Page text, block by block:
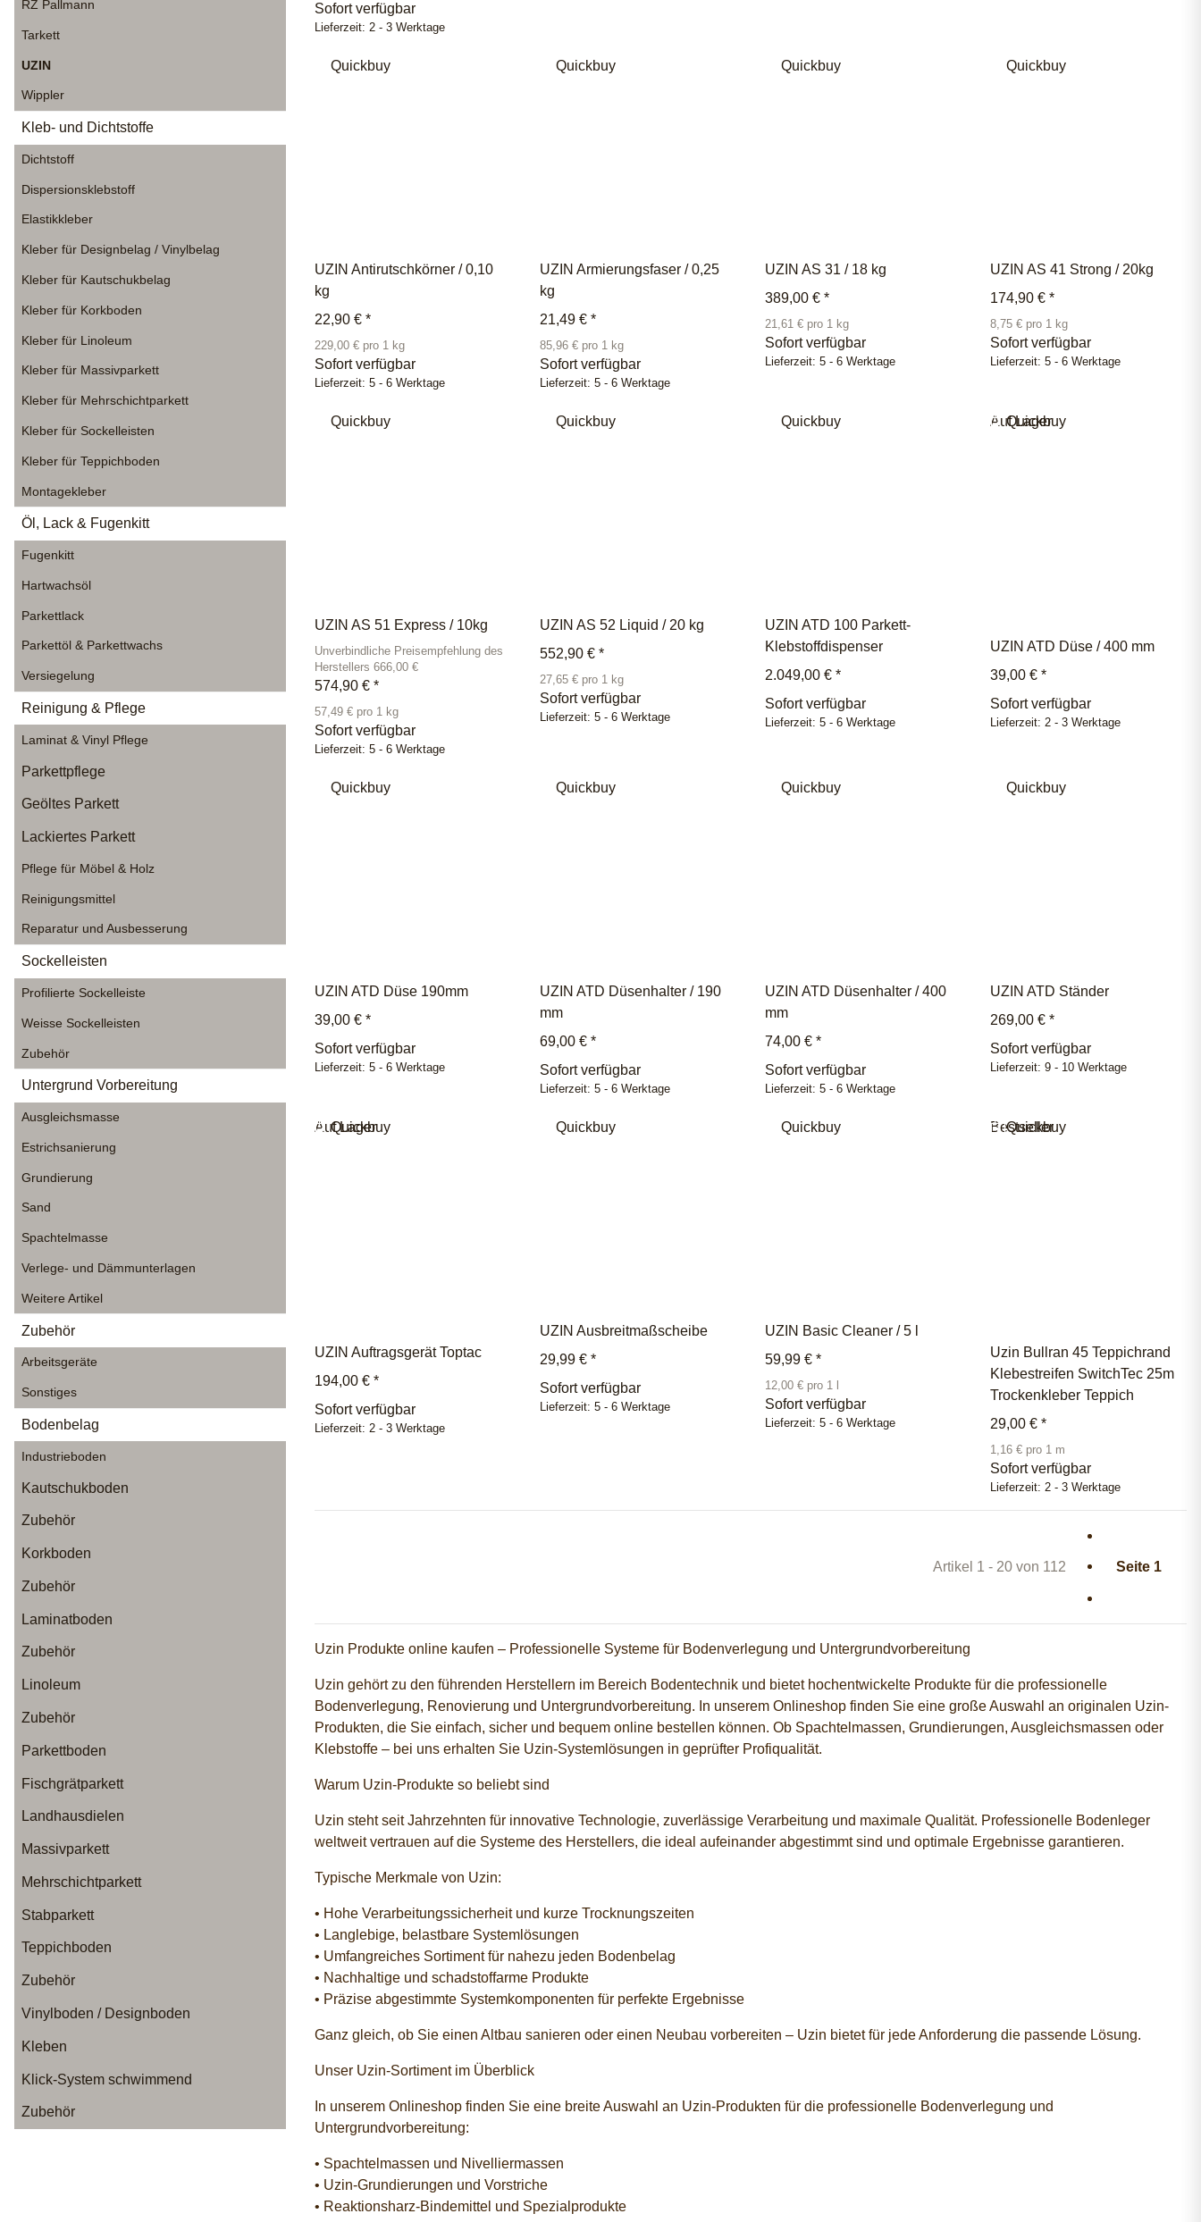
Sofort verfügbar
Lieferzeit: 2 - 3 Werktage
Quickbuy
UZIN Antirutschkörner / 0,10
kg
22,90 € *
229,00 € pro 1 kg
Sofort verfügbar
Lieferzeit: 5 - 6 Werktage
Quickbuy
UZIN Armierungsfaser / 0,25
kg
21,49 € *
85,96 € pro 1 kg
Sofort verfügbar
Lieferzeit: 5 - 6 Werktage
Quickbuy
UZIN AS 31 / 18 kg
389,00 € *
21,61 € pro 1 kg
Sofort verfügbar
Lieferzeit: 5 - 6 Werktage
Quickbuy
UZIN AS 41 Strong / 20kg
174,90 € *
8,75 € pro 1 kg
Sofort verfügbar
Lieferzeit: 5 - 6 Werktage
Quickbuy
UZIN AS 51 Express / 10kg
Unverbindliche Preisempfehlung des
Herstellers 666,00 €
574,90 € *
57,49 € pro 1 kg
Sofort verfügbar
Lieferzeit: 5 - 6 Werktage
Quickbuy
UZIN AS 52 Liquid / 20 kg
552,90 € *
27,65 € pro 1 kg
Sofort verfügbar
Lieferzeit: 5 - 6 Werktage
Quickbuy
UZIN ATD 100 Parkett-
Klebstoffdispenser
2.049,00 € *
Sofort verfügbar
Lieferzeit: 5 - 6 Werktage
Quickbuy
Auf Lager
UZIN ATD Düse / 400 mm
39,00 € *
Sofort verfügbar
Lieferzeit: 2 - 3 Werktage
Quickbuy
UZIN ATD Düse 190mm
39,00 € *
Sofort verfügbar
Lieferzeit: 5 - 6 Werktage
Quickbuy
UZIN ATD Düsenhalter / 190
mm
69,00 € *
Sofort verfügbar
Lieferzeit: 5 - 6 Werktage
Quickbuy
UZIN ATD Düsenhalter / 400
mm
74,00 € *
Sofort verfügbar
Lieferzeit: 5 - 6 Werktage
Quickbuy
UZIN ATD Ständer
269,00 € *
Sofort verfügbar
Lieferzeit: 9 - 10 Werktage
Quickbuy
Auf Lager
UZIN Auftragsgerät Toptac
194,00 € *
Sofort verfügbar
Lieferzeit: 2 - 3 Werktage
Quickbuy
UZIN Ausbreitmaßscheibe
29,99 € *
Sofort verfügbar
Lieferzeit: 5 - 6 Werktage
Quickbuy
UZIN Basic Cleaner / 5 l
59,99 € *
12,00 € pro 1 l
Sofort verfügbar
Lieferzeit: 5 - 6 Werktage
Quickbuy
Bestseller
Uzin Bullran 45 Teppichrand
Klebestreifen SwitchTec 25m
Trockenkleber Teppich
29,00 € *
1,16 € pro 1 m
Sofort verfügbar
Lieferzeit: 2 - 3 Werktage
Artikel 1 - 20 von 112 Seite 1
Uzin Produkte online kaufen – Professionelle Systeme für Bodenverlegung und Untergrundvorbereitung
Uzin gehört zu den führenden Herstellern im Bereich Bodentechnik und bietet hochentwickelte Produkte für die professionelle
Bodenverlegung, Renovierung und Untergrundvorbereitung. In unserem Onlineshop finden Sie eine große Auswahl an originalen Uzin-
Produkten, die Sie einfach, sicher und bequem online bestellen können. Ob Spachtelmassen, Grundierungen, Ausgleichsmassen oder
Klebstoffe – bei uns erhalten Sie Uzin-Systemlösungen in geprüfter Profiqualität.
Warum Uzin-Produkte so beliebt sind
Uzin steht seit Jahrzehnten für innovative Technologie, zuverlässige Verarbeitung und maximale Qualität. Professionelle Bodenleger
weltweit vertrauen auf die Systeme des Herstellers, die ideal aufeinander abgestimmt sind und optimale Ergebnisse garantieren.
Typische Merkmale von Uzin:
• Hohe Verarbeitungssicherheit und kurze Trocknungszeiten
• Langlebige, belastbare Systemlösungen
• Umfangreiches Sortiment für nahezu jeden Bodenbelag
• Nachhaltige und schadstoffarme Produkte
• Präzise abgestimmte Systemkomponenten für perfekte Ergebnisse
Ganz gleich, ob Sie einen Altbau sanieren oder einen Neubau vorbereiten – Uzin bietet für jede Anforderung die passende Lösung.
Unser Uzin-Sortiment im Überblick
In unserem Onlineshop finden Sie eine breite Auswahl an Uzin-Produkten für die professionelle Bodenverlegung und
Untergrundvorbereitung:
• Spachtelmassen und Nivelliermassen
• Uzin-Grundierungen und Vorstriche
• Reaktionsharz-Bindemittel und Spezialprodukte
RZ Pallmann
Tarkett
UZIN
Wippler
Kleb- und Dichtstoffe
Dichtstoff
Dispersionsklebstoff
Elastikkleber
Kleber für Designbelag / Vinylbelag
Kleber für Kautschukbelag
Kleber für Korkboden
Kleber für Linoleum
Kleber für Massivparkett
Kleber für Mehrschichtparkett
Kleber für Sockelleisten
Kleber für Teppichboden
Montagekleber
Öl, Lack & Fugenkitt
Fugenkitt
Hartwachsöl
Parkettlack
Parkettöl & Parkettwachs
Versiegelung
Reinigung & Pflege
Laminat & Vinyl Pflege
Parkettpflege
Geöltes Parkett
Lackiertes Parkett
Pflege für Möbel & Holz
Reinigungsmittel
Reparatur und Ausbesserung
Sockelleisten
Profilierte Sockelleiste
Weisse Sockelleisten
Zubehör
Untergrund Vorbereitung
Ausgleichsmasse
Estrichsanierung
Grundierung
Sand
Spachtelmasse
Verlege- und Dämmunterlagen
Weitere Artikel
Zubehör
Arbeitsgeräte
Sonstiges
Bodenbelag
Industrieboden
Kautschukboden
Zubehör
Korkboden
Zubehör
Laminatboden
Zubehör
Linoleum
Zubehör
Parkettboden
Fischgrätparkett
Landhausdielen
Massivparkett
Mehrschichtparkett
Stabparkett
Teppichboden
Zubehör
Vinylboden / Designboden
Kleben
Klick-System schwimmend
Zubehör